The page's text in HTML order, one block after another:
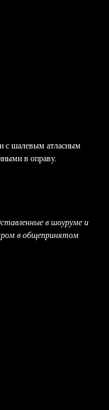
с шалевым атласным
в оправу.
в шоуруме и
в общепринятом